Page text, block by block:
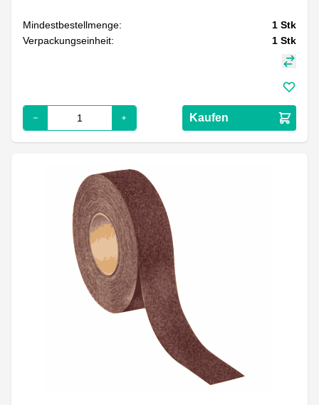
Mindestbestellmenge: 1 Stk
Verpackungseinheit:
1 Stk
Kaufen